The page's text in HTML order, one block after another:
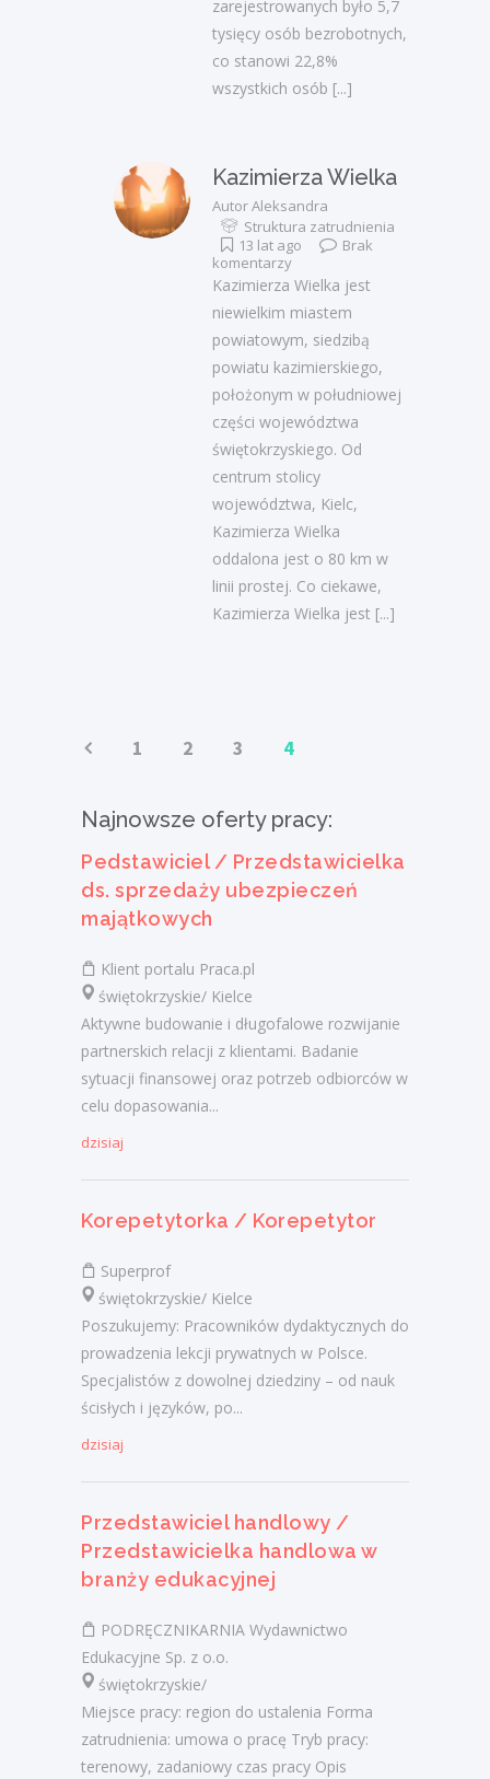
zarejestrowanych było 5,7
tysięcy osób bezrobotnych,
co stanowi 22,8%
wszystkich osób [...]
Kazimierza Wielka
AutorAleksandra
Struktura zatrudnienia
13 lat ago
Brak
komentarzy
Kazimierza Wielka jest
niewielkim miastem
powiatowym, siedzibą
powiatu kazimierskiego,
położonym w południowej
części województwa
świętokrzyskiego. Od
centrum stolicy
województwa, Kielc,
Kazimierza Wielka
oddalona jest o 80 km w
linii prostej. Co ciekawe,
Kazimierza Wielka jest [...]
1 2 3 4
Najnowsze oferty pracy:
Pedstawiciel / Przedstawicielka
ds. sprzedaży ubezpieczeń
majątkowych
Klient portalu Praca.pl
świętokrzyskie/ Kielce
Aktywne budowanie i długofalowe rozwijanie
partnerskich relacji z klientami. Badanie
sytuacji finansowej oraz potrzeb odbiorców w
celu dopasowania...
dzisiaj
Korepetytorka / Korepetytor
Superprof
świętokrzyskie/ Kielce
Poszukujemy: Pracowników dydaktycznych do
prowadzenia lekcji prywatnych w Polsce.
Specjalistów z dowolnej dziedziny – od nauk
ścisłych i języków, po...
dzisiaj
Przedstawiciel handlowy /
Przedstawicielka handlowa w
branży edukacyjnej
PODRĘCZNIKARNIA Wydawnictwo
Edukacyjne Sp. z o.o.
świętokrzyskie/
Miejsce pracy: region do ustalenia Forma
zatrudnienia: umowa o pracę Tryb pracy:
terenowy, zadaniowy czas pracy Opis